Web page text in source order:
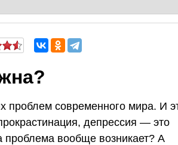
проблем современного мира. И
депрессия — это
проблема вообще возникает? А